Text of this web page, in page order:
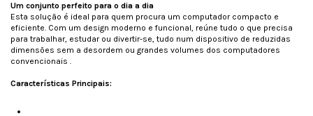
Um conjunto perfeito para o dia a dia
Esta solução é ideal para quem procura um computador compacto e
eficiente. Com um design moderno e funcional, reúne tudo o que precisa
para trabalhar, estudar ou divertir-se, tudo num dispositivo de reduzidas
dimensões sem a desordem ou grandes volumes dos computadores
convencionais .
Características Principais: